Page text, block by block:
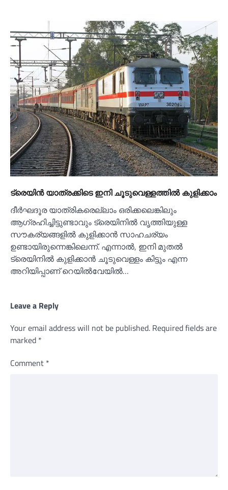
ട്രെയിൻ യാത്രക്കിടെ ഇനി ചൂടുവെള്ളത്തില്‍ കുളിക്കാം
ദീർഘദൂര യാത്രികരെല്ലാം ഒരിക്കലെങ്കിലും
ആഗ്രഹിച്ചിട്ടുണ്ടാവും ട്രെയിനില്‍ വൃത്തിയുള്ള
സൗകര്യങ്ങളില്‍ കുളിക്കാൻ സാഹചര്യം
ഉണ്ടായിരുന്നെങ്കിലെന്ന്. എന്നാല്‍, ഇനി മുതല്‍
ട്രെയിനില്‍ കുളിക്കാൻ ചൂടുവെള്ളം കിട്ടും എന്ന
അറിയിപ്പാണ് റെയില്‍വേയില്‍…
Leave a Reply
Your email address will not be published. Required fields are
marked *
Comment *